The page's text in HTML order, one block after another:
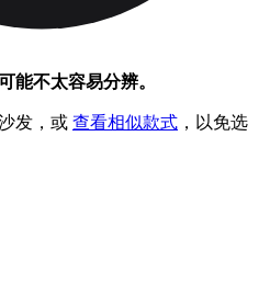
能不太容易分辨。
发，或 查看相似款式 ，以免选